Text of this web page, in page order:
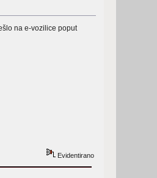
na e-vozilice poput
Evidentirano